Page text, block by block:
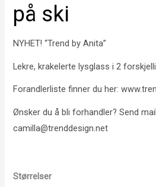
på ski
NYHET! “Trend by Anita”
Lekre, krakelerte lysglass i 2
Forandlerliste finner du her:
Ønsker du å bli forhandler? Send
camilla@trenddesign.net
Størrelser